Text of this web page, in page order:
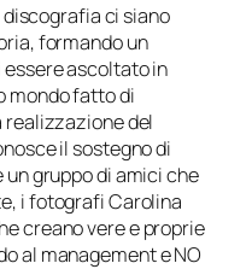
discografia ci siano
formando un
ascoltato in
mondo fatto di
del
il sostegno di
gruppo di amici che
i fotografi Carolina
creano vere e proprie
al management e NO